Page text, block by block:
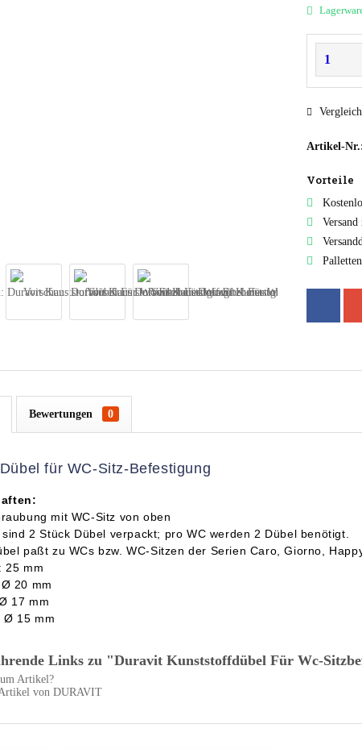
Artikel-
Vorteile
Bewertungen 0
für WC-Sitz-Befestigung
mit WC-Sitz von oben
sind 2 Stück Dübel verpackt; pro WC werden 2 Dübel benötigt.
paßt zu WCs bzw. WC-Sitzen der Serien Caro, Giorno,
25 mm
20 mm
17 mm
Ø 15 mm
Links zu "Duravit Kunststoffdübel Für Wc-
Artikel?
von DURAVIT